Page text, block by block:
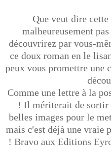
Que veut dire cette
malheureusement
découvrirez par vous-
ce doux roman en le
peux vous promettre une
Comme une lettre à la
! Il mériterait de sortir
belles images pour le
mais c'est déjà une vraie
! Bravo aux Editions